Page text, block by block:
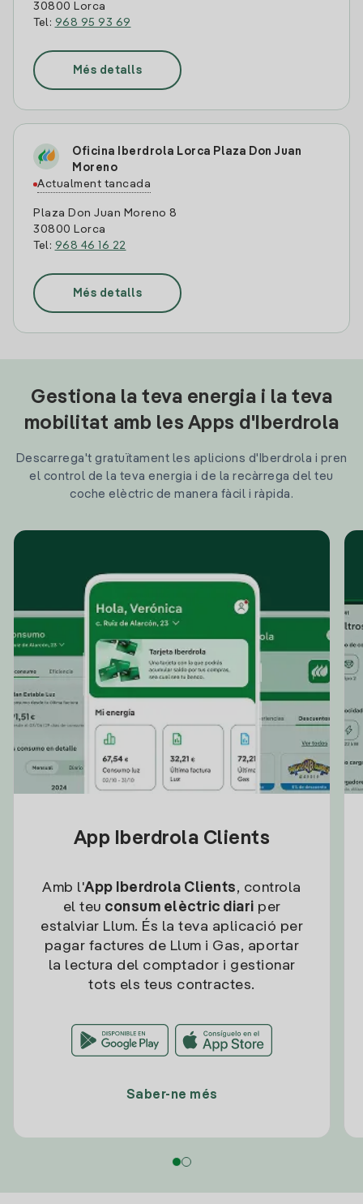
30800 Lorca
Tel: 968 95 93 69
Més detalls
Oficina Iberdrola Lorca Plaza Don Juan
Moreno
Actualment tancada
Plaza Don Juan Moreno 8
30800 Lorca
Tel: 968 46 16 22
Més detalls
Gestiona la teva energia i la teva
mobilitat amb les Apps d'Iberdrola
Descarrega't gratuïtament les aplicions d'Iberdrola i pren
el control de la teva energia i de la recàrrega del teu
coche elèctric de manera fàcil i ràpida.
App Iberdrola Clients
Amb l'App Iberdrola Clients, controla
el teu consum elèctric diari per
estalviar Llum. És la teva aplicació per
pagar factures de Llum i Gas, aportar
la lectura del comptador i gestionar
tots els teus contractes.
Saber-ne més